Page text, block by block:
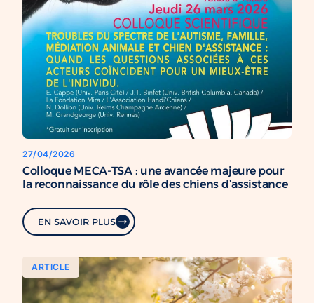
27/04/2026
Colloque MECA-TSA : une avancée majeure pour
la reconnaissance du rôle des chiens d’assistance
EN SAVOIR PLUS
ARTICLE